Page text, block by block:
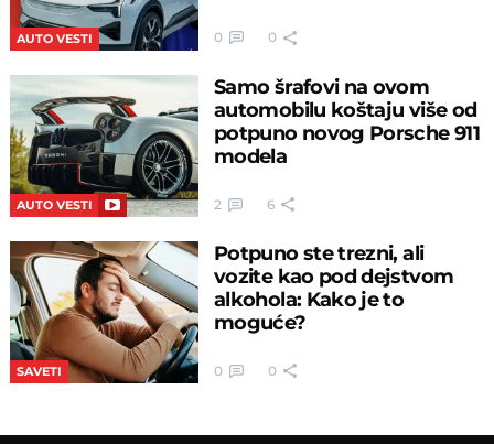
AUTO VESTI 0 0
AUTO VESTI
Samo šrafovi na ovom
automobilu koštaju više od
potpuno novog Porsche 911
modela
2 6
SAVETI
Potpuno ste trezni, ali
vozite kao pod dejstvom
alkohola: Kako je to
moguće?
0 0